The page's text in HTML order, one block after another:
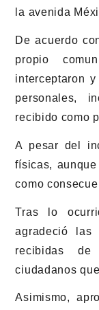
la avenida
De acuerdo
propio
interceptaron
personales,
recibido como
A pesar del
físicas,
como
Tras lo
agradeció las
recibidas
ciudadanos
Asimismo,